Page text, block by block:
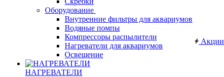
Оборудование
Внутренние фильтры для аквариумов
Водяные помпы
Компрессоры распылители
Нагреватели для аквариумов
Освещение
НАГРЕВАТЕЛИ
Акции